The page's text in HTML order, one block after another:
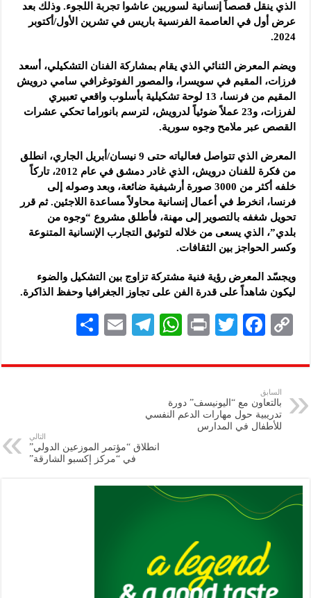
الذي ينقل قصصاً إنسانية لسوريين عاشوا تجربة اللجوء. وذلك بعد
عرض أول في العاصمة الفرنسية باريس في تشرين الأول/أكتوبر
2024.
ويضم المعرض الثنائي الذي يقام بمشاركة الفنان التشكيلي، أسعد
فرزات، المقيم في سويسرا، والمصور الفوتوغرافي سامي درويش
المقيم من فرنسا، 13 لوحة تشكيلية بأسلوب واقعي تعبيري
لفرزات، و23 عملاً ضوئياً لدرويش، لترسم بانوراما تحكي عشرات
القصص عبر ملامح وجوه سورية.
المعرض الذي تتواصل فعالياته حتى 9 نيسان/أبريل الجاري، انطلق
من فكرة للفنان درويش، الذي غادر دمشق في عام 2012، تاركاً
خلفه أكثر من 3000 صورة أرشيفية ضائعة، وبعد وصوله إلى
فرنسا، انخرط في أعمال إنسانية محاولاً مساعدة اللاجئين. ثم قرر
تحويل شغفه بالتصوير إلى مهنة، فأطلق مشروع “وجوه من
بلدي”، الذي يسعى من خلاله لتوثيق التجارب الإنسانية المتنوعة
وكسر الحواجز بين الثقافات.
ويجسّد المعرض رؤية فنية مشتركة تزاوج بين التشكيل والضوء
ليكون شاهداً على قدرة الفن على تجاوز الجغرافيا وحفظ الذاكرة.
C
p
y
Li
n
F
eb
k
T
tt
P
nt
W
at
A
p
Te
gr
E
ai
ar
السابق
بالتعاون مع “اليونيسف” دورة
تدريبية حول مهارات الدعم النفسي
للأطفال في المدارس
التالي
انطلاق “مؤتمر الموزعين الدولي”
في “مركز إكسبو الشارقة”